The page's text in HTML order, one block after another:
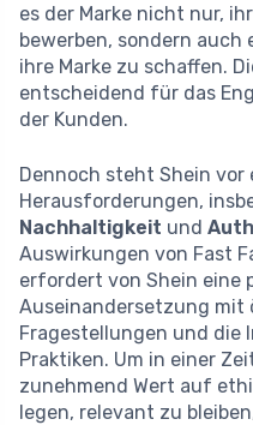
es der Marke nicht nur,
bewerben, sondern auch
ihre Marke zu schaffen.
entscheidend für das
der Kunden.
Dennoch steht Shein vor
Herausforderungen,
Nachhaltigkeit und
Auswirkungen von Fast
erfordert von Shein eine
Auseinandersetzung mit
Fragestellungen und
Praktiken. Um in einer
zunehmend Wert auf
legen, relevant zu